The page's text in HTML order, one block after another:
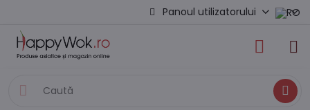
Panoul utilizatorului
Caută